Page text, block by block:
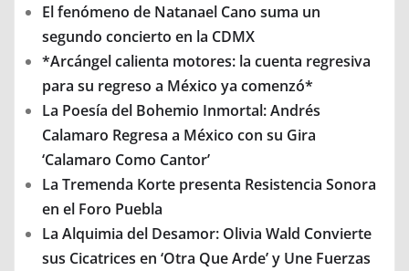
El fenómeno de Natanael Cano suma un
segundo concierto en la CDMX
*Arcángel calienta motores: la cuenta regresiva
para su regreso a México ya comenzó*
La Poesía del Bohemio Inmortal: Andrés
Calamaro Regresa a México con su Gira
‘Calamaro Como Cantor’
La Tremenda Korte presenta Resistencia Sonora
en el Foro Puebla
La Alquimia del Desamor: Olivia Wald Convierte
sus Cicatrices en ‘Otra Que Arde’ y Une Fuerzas